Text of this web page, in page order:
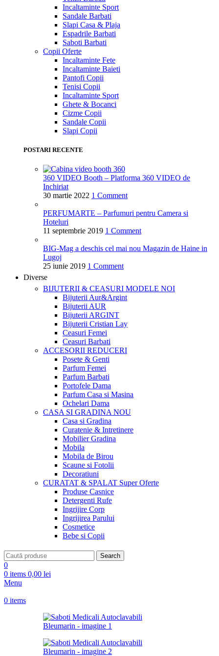
Incaltaminte Sport
Sandale Barbati
Slapi Casa & Plaja
Espadrile Barbati
Saboti Barbati
Copii Oferte
Incaltaminte Fete
Incaltaminte Baieti
Pantofi Copii
Tenisi Copii
Incaltaminte Sport
Ghete & Bocanci
Cizme Copii
Sandale Copii
Slapi Copii
POSTARI RECENTE
360 VIDEO Booth – Platforma 360 VIDEO de
Inchiriat
30 martie 2022 1 Comment
PERFUMARTE – Parfumuri pentru Camera si
Hoteluri
11 septembrie 2019 1 Comment
BIG-Mag a deschis cel mai nou Magazin de Haine in
Lugoj
25 iunie 2019 1 Comment
Diverse
BIJUTERII & CEASURI MODELE NOI
Bijuterii Aur&Argint
Bijuterii AUR
Bijuterii ARGINT
Bijuterii Cristian Lay
Ceasuri Femei
Ceasuri Barbati
ACCESORII REDUCERI
Posete & Genti
Parfum Femei
Parfum Barbati
Portofele Dama
Parfum Casa si Masina
Ochelari Dama
CASA SI GRADINANOU
Casa si Gradina
Curatenie & Intretinere
Mobilier Gradina
Mobila
Mobila de Birou
Scaune si Fotolii
Decoratiuni
CURATAT & SPALAT Super Oferte
Produse Casnice
Detergenti Rufe
Ingrijire Corp
Ingrijirea Parului
Cosmetice
Bebe si Copii
Search
0
0 items 0,00 lei
Menu
0 items